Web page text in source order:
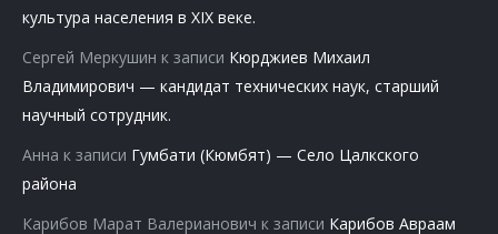
культура населения в XIX веке.
Сергей Меркушин к записи Кюрджиев Михаил
Владимирович — кандидат технических наук, старший
научный сотрудник.
Анна к записи Гумбати (Кюмбят) — Село Цалкского
района
Карибов Марат Валерианович к записи Карибов Авраам